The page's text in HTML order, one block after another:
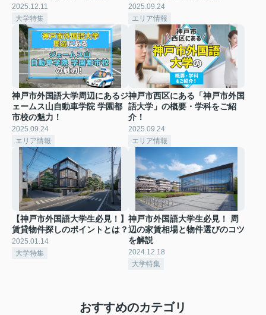
2025.12.11
大学特集
2025.09.24
エリア情報
神戸市外国語大学周辺にあるジ
ェームス山自動車学院 学園都
市校の魅力！
2025.09.24
エリア情報
神戸市西区にある「神戸市外国
語大学」の概要・学科をご紹
介！
2025.09.24
エリア情報
【神戸市外国語大学生必見！】
賃貸物件探しのポイントとは？
2025.01.14
大学特集
神戸市外国語大学生必見！ 周
辺の家賃相場と物件選びのコツ
を解説
2024.12.18
大学特集
おすすめのカテゴリ